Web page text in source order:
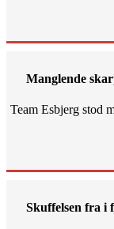
Manglende
Team Esbjerg stod
Skuffelsen fra i